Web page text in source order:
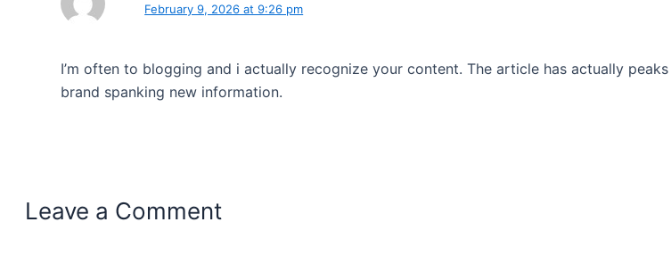
February 9, 2026 at 9:26 pm
I’m often to blogging and i actually recognize your content. The article has actually
brand spanking new information.
Leave a Comment